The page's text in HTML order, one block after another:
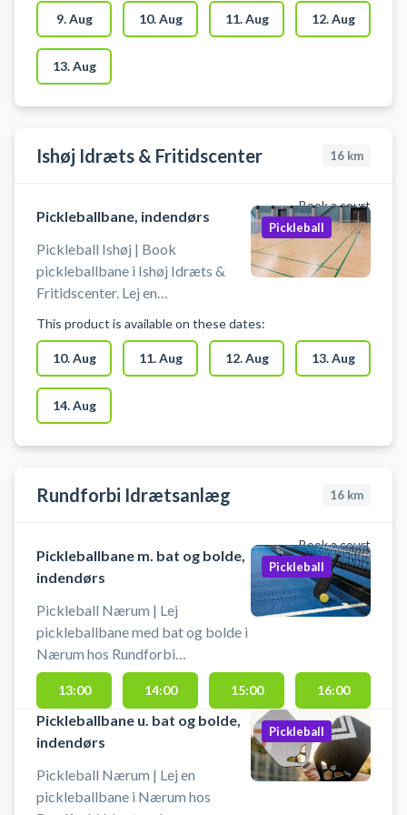
bat og bolde, når du booker en
Pickleball bane i Ballerup Super
Arena. Gratis parkeringspladser
foran arenaen ved booking af
pickleball. Omklædning &
booking af bane til pickleball.
9. Aug 10. Aug 11. Aug 12. Aug
13. Aug
Ishøj Idræts & Fritidscenter 16 km
Book a court
Pickleballbane, indendørs
Pickleball Ishøj | Book
pickleballbane i Ishøj Idræts &
Fritidscenter. Lej en
Ishøj på en af banerne i hallerne
ved Ishøj Idræts & Fritidscenter,
hvor du kan parkere gratis ved
hallen. Medbring selv bat og
bolde.
Pickleball
This product is available on these dates:
10. Aug 11. Aug 12. Aug 13. Aug
14. Aug
Rundforbi Idrætsanlæg 16 km
Book a court
Pickleballbane m. bat og bolde,
indendørs
Pickleball Nærum | Lej
pickleballbane med bat og bolde i
Nærum hos Rundforbi
Idrætsanlæg. Pickleballbanen er
indendørs, og der spilles på baner,
hvor der også spilles badminton.
Book nemt din pickleballbane og
6 indendørs pickleballbaner.
Booking af pickleballbanen er
Pickleball
13:00 14:00 15:00 16:00
Pickleballbane u. bat og bolde,
indendørs
Pickleball Nærum | Lej en
pickleballbane i Nærum hos
Pickleball